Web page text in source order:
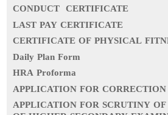
CONDUCT CERTIFICATE
LAST PAY CERTIFICATE
CERTIFICATE OF PHYSICAL
Daily Plan Form
HRA Proforma
APPLICATION FOR
APPLICATION FOR SCRUTINY OF